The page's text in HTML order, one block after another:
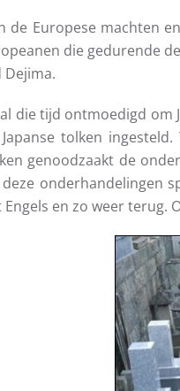
de Europese machten
die gedurende
die tijd ontmoedigd om
tolken
genoodzaakt de
onderhandelingen
en zo weer terug.